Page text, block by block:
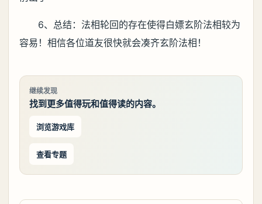
6、总结：法相轮回的存在使得白嫖玄阶法相较为
容易！相信各位道友很快就会凑齐玄阶法相！
继续发现
找到更多值得玩和值得读的内容。
浏览游戏库
查看专题